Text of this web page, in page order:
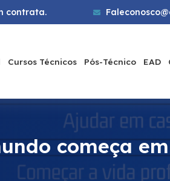
contrata.
Cursos Técnicos Pós-Técnico EAD
começa